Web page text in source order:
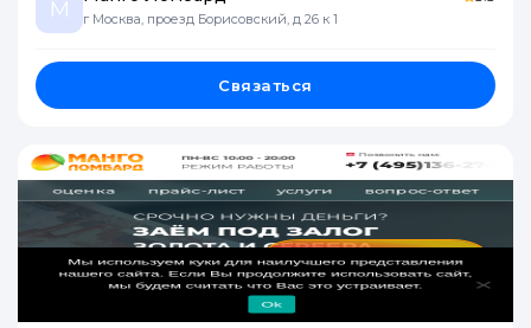
М г Москва, проезд Борисовский, д 26 к 1
Связаться